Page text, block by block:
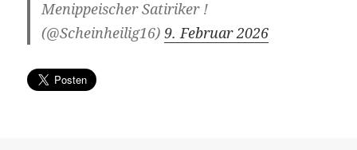
Menippeischer Satiriker !
(@Scheinheilig16)9. Februar 2026